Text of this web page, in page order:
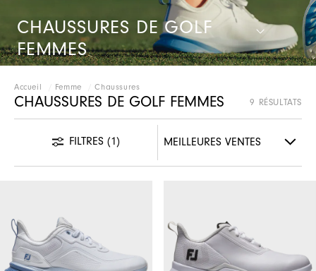
CHAUSSURES DE GOLF
FEMMES
Accueil Femme Chaussures
CHAUSSURES DE GOLF FEMMES 9 RÉSULTATS
FILTRES (1)